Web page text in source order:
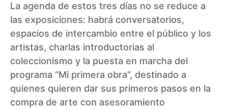
La agenda de estos tres días no se reduce a
las exposiciones: habrá conversatorios,
espacios de intercambio entre el público y los
artistas, charlas introductorias al
coleccionismo y la puesta en marcha del
programa “Mi primera obra”, destinado a
quienes quieren dar sus primeros pasos en la
compra de arte con asesoramiento